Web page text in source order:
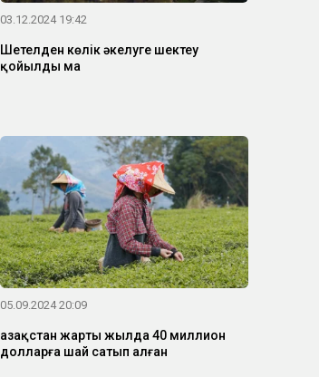
03.12.2024 19:42
Шетелден көлік әкелуге шектеу
қойылды ма
05.09.2024 20:09
Қазақстан жарты жылда 40 миллион
долларға шай сатып алған